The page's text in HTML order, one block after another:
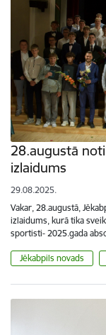
28.augustā
izlaidums
29.08.2025.
Vakar, 28.augustā,
izlaidums, kurā tika
sportisti- 2025.gada
Jēkabpils novads